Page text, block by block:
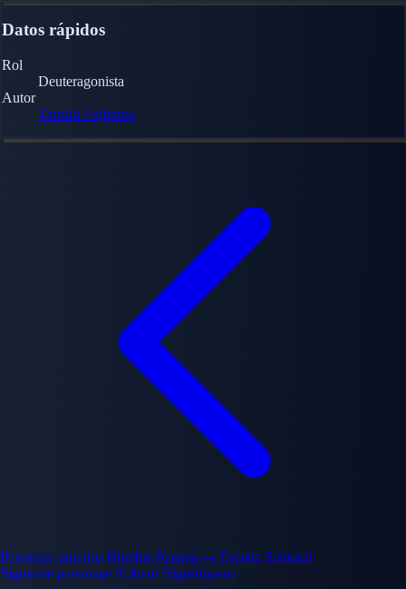
Datos rápidos
Rol
Deuteragonista
Autor
Tatsuki Fujimoto
Personaje anterior Hombre Katana — Espada Samurái
Siguiente personaje Kobeni Higashiyama